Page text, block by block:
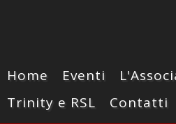
Home Eventi
Trinity e RSL
Contatti